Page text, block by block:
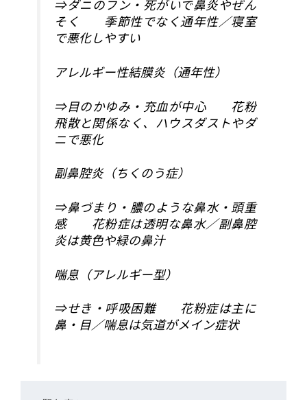
⇒ダニのフン・死がいで鼻炎やぜん
そく 季節性でなく通年性／寝室
で悪化しやすい
アレルギー性結膜炎（通年性）
⇒目のかゆみ・充血が中心 花粉
飛散と関係なく、ハウスダストやダ
ニで悪化
副鼻腔炎（ちくのう症）
⇒鼻づまり・膿のような鼻水・頭重
感 花粉症は透明な鼻水／副鼻腔
炎は黄色や緑の鼻汁
喘息（アレルギー型）
⇒せき・呼吸困難 花粉症は主に
鼻・目／喘息は気道がメイン症状